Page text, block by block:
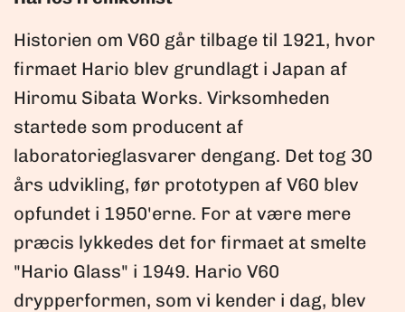
Historien om V60 går tilbage til 1921, hvor
firmaet Hario blev grundlagt i Japan af
Hiromu Sibata Works. Virksomheden
startede som producent af
laboratorieglasvarer dengang. Det tog 30
års udvikling, før prototypen af ​​V60 blev
opfundet i 1950'erne. For at være mere
præcis lykkedes det for firmaet at smelte
"Hario Glass" i 1949. Hario V60
drypperformen, som vi kender i dag, blev